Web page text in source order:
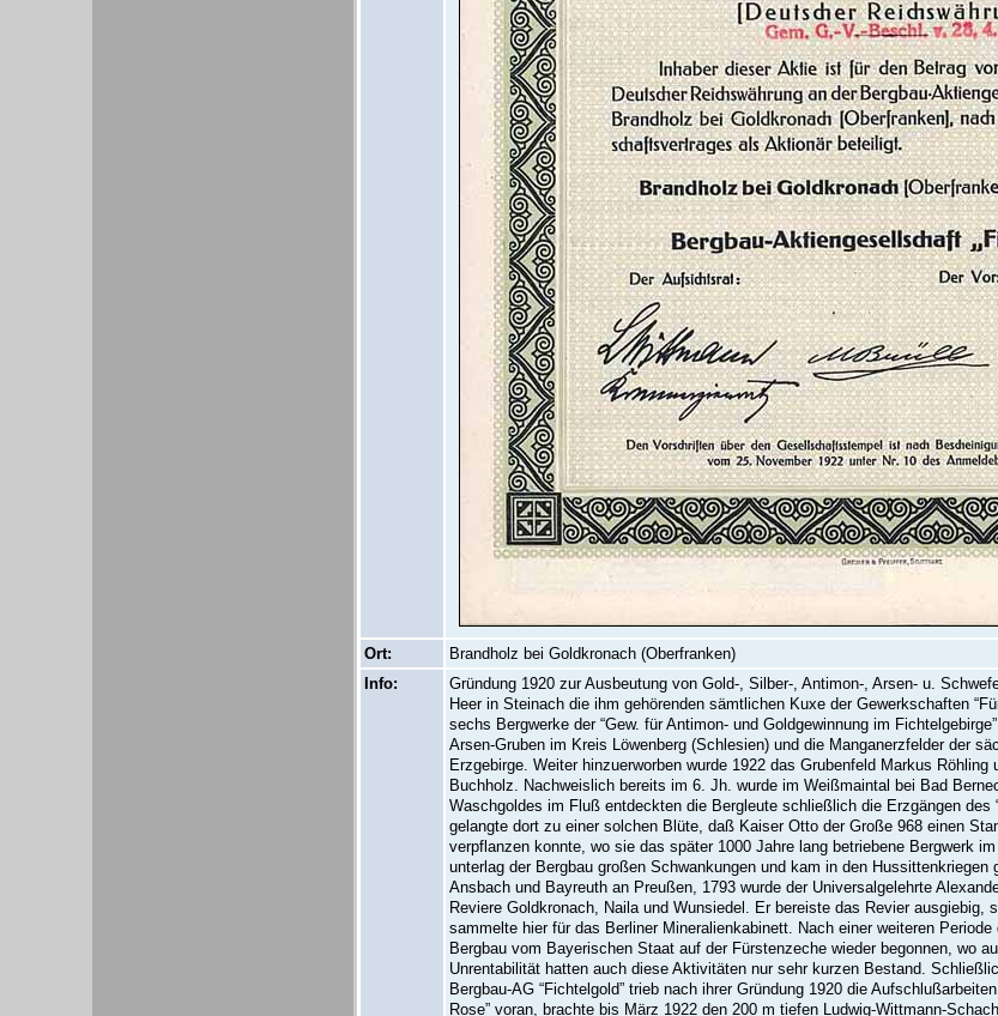
Ort:
Brandholz bei Goldkronach (Oberfranken)
Info:
Gründung 1920 zur Ausbeutung von Gold-, Silber-, Antimon-, Arsen- u.
Heer in Steinach die ihm gehörenden sämtlichen Kuxe der Gewerkschaften
sechs Bergwerke der “Gew. für Antimon- und Goldgewinnung im
Arsen-Gruben im Kreis Löwenberg (Schlesien) und die Manganerzfelder der
Erzgebirge. Weiter hinzuerworben wurde 1922 das Grubenfeld Markus
Buchholz. Nachweislich bereits im 6. Jh. wurde im Weißmaintal bei Bad
Waschgoldes im Fluß entdeckten die Bergleute schließlich die Erzgängen des
gelangte dort zu einer solchen Blüte, daß Kaiser Otto der Große 968 einen
verpflanzen konnte, wo sie das später 1000 Jahre lang betriebene Bergwerk
unterlag der Bergbau großen Schwankungen und kam in den
Ansbach und Bayreuth an Preußen, 1793 wurde der Universalgelehrte
Reviere Goldkronach, Naila und Wunsiedel. Er bereiste das Revier ausgiebig,
sammelte hier für das Berliner Mineralienkabinett. Nach einer weiteren
Bergbau vom Bayerischen Staat auf der Fürstenzeche wieder begonnen, wo
Unrentabilität hatten auch diese Aktivitäten nur sehr kurzen Bestand.
Bergbau-AG “Fichtelgold” trieb nach ihrer Gründung 1920 die
Rose” voran, brachte bis März 1922 den 200 m tiefen Ludwig-Wittmann-